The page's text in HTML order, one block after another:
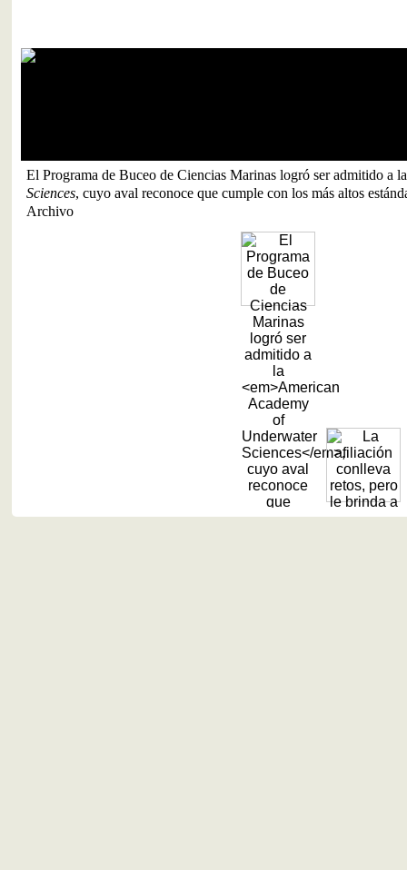
El Programa de Buceo de Ciencias Marinas logró ser admitido a
Sciences, cuyo aval reconoce que cumple con los más altos
Archivo